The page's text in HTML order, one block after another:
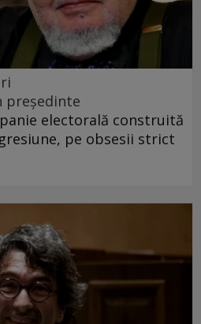
președinte
electorală construită
pe obsesii strict